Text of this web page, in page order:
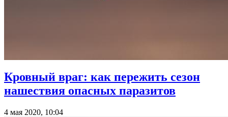
Кровный враг: как пережить сезон
нашествия опасных паразитов
4 мая 2020, 10:04